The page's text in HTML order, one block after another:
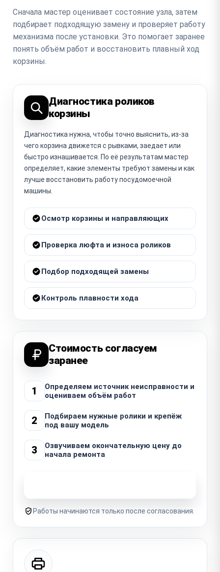
Сначала мастер оценивает состояние узла, затем
подбирает подходящую замену и проверяет работу
механизма после установки. Это помогает заранее
понять объём работ и восстановить плавный ход
корзины.
Диагностика роликов
корзины
Диагностика нужна, чтобы точно выяснить, из-за
чего корзина движется с рывками, заедает или
быстро изнашивается. По её результатам мастер
определяет, какие элементы требуют замены и как
лучше восстановить работу посудомоечной
машины.
Осмотр корзины и направляющих
Проверка люфта и износа роликов
Подбор подходящей замены
Контроль плавности хода
Стоимость согласуем
заранее
1
Определяем источник неисправности и
оцениваем объём работ
2
Подбираем нужные ролики и крепёж
под вашу модель
3
Озвучиваем окончательную цену до
начала ремонта
Работы начинаются только после согласования.